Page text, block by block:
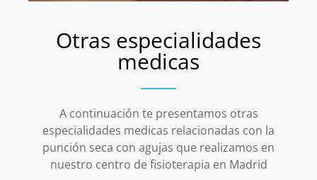
Otras especialidades
medicas
A continuación te presentamos otras
especialidades medicas relacionadas con la
punción seca con agujas que realizamos en
nuestro centro de fisioterapia en Madrid